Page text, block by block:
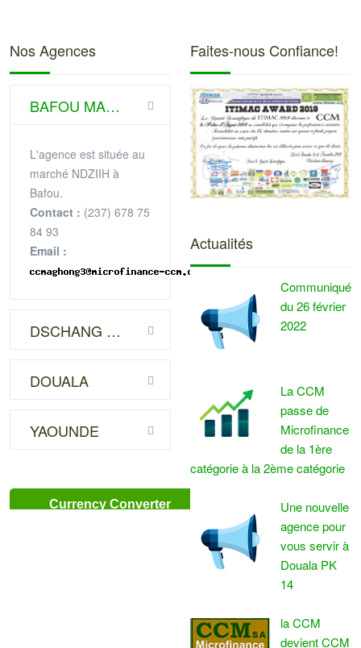
Nos Agences
BAFOU MARCHE NDZIIH (DSCHANG)
L'agence est située au
marché NDZIIH à
Bafou.
Contact : (237) 678 75
84 93
Email :
DSCHANG VILLE
DOUALA
YAOUNDE
Currency Converter
Faites-nous Confiance!
Actualités
Communiqué
du 26 février
2022
La CCM
passe de
Microfinance
de la 1ère
catégorie à la 2ème catégorie
Une nouvelle
agence pour
vous servir à
Douala PK
14
la CCM
devient CCM